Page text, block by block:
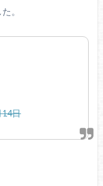
。
14日